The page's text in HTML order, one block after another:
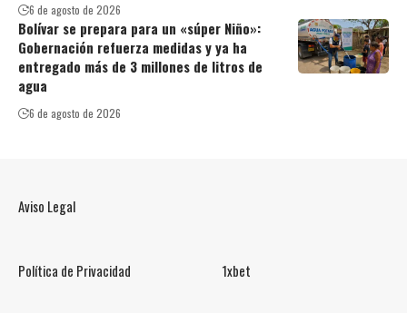
6 de agosto de 2026
Bolívar se prepara para un «súper Niño»:
Gobernación refuerza medidas y ya ha
entregado más de 3 millones de litros de
agua
6 de agosto de 2026
Aviso Legal
Política de Privacidad 1xbet